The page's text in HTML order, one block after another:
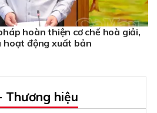
hoàn thiện cơ chế hoà giải,
hoạt động xuất bản
Thương hiệu